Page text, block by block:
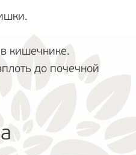
кишечнике.
до почечной